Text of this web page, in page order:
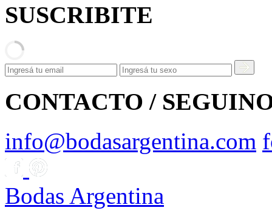
SUSCRIBITE
CONTACTO /
info@bodasargentina.com
Bodas Argentina